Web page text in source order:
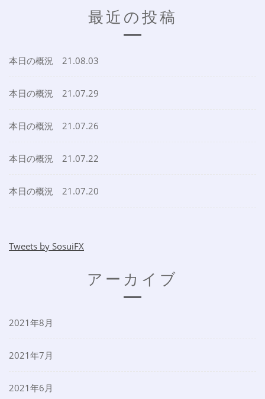
最近の投稿
本日の概況 21.08.03
本日の概況 21.07.29
本日の概況 21.07.26
本日の概況 21.07.22
本日の概況 21.07.20
Tweets by SosuiFX
アーカイブ
2021年8月
2021年7月
2021年6月